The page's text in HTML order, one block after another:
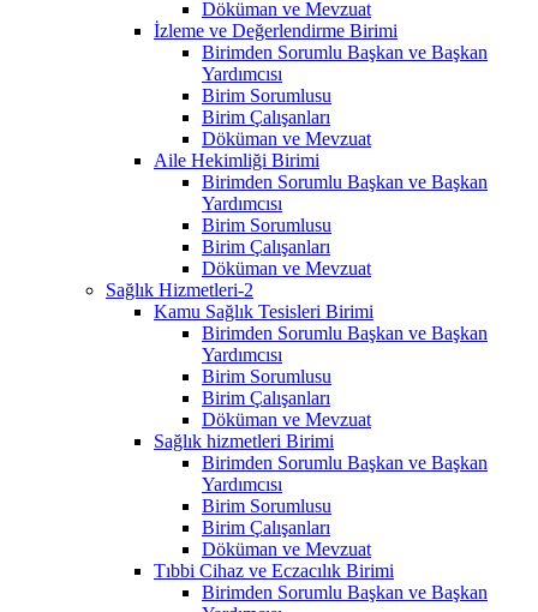
Döküman ve Mevzuat
İzleme ve Değerlendirme Birimi
Birimden Sorumlu Başkan ve Başkan
Yardımcısı
Birim Sorumlusu
Birim Çalışanları
Döküman ve Mevzuat
Aile Hekimliği Birimi
Birimden Sorumlu Başkan ve Başkan
Yardımcısı
Birim Sorumlusu
Birim Çalışanları
Döküman ve Mevzuat
Sağlık Hizmetleri-2
Kamu Sağlık Tesisleri Birimi
Birimden Sorumlu Başkan ve Başkan
Yardımcısı
Birim Sorumlusu
Birim Çalışanları
Döküman ve Mevzuat
Sağlık hizmetleri Birimi
Birimden Sorumlu Başkan ve Başkan
Yardımcısı
Birim Sorumlusu
Birim Çalışanları
Döküman ve Mevzuat
Tıbbi Cihaz ve Eczacılık Birimi
Birimden Sorumlu Başkan ve Başkan